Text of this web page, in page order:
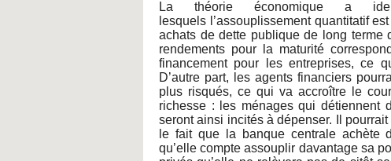
La théorie économique a
lesquels l’assouplissement quantitatif
achats de dette publique de long
rendements pour la maturité
financement pour les entreprises, ce
D’autre part, les agents financiers
plus risqués, ce qui va accroître le
richesse : les ménages qui détiennent
seront ainsi incités à dépenser. Il
le fait que la banque centrale achète
qu’elle compte assouplir davantage sa